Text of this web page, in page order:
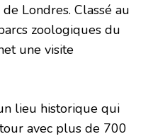
Londres. Classé au
zoologiques du
une visite
lieu historique qui
avec plus de 700